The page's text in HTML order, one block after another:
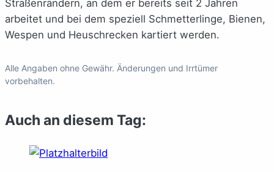
Straßenrändern, an dem er bereits seit 2 Jahren
arbeitet und bei dem speziell Schmetterlinge, Bienen,
Wespen und Heuschrecken kartiert werden.
Alle Angaben ohne Gewähr. Änderungen und Irrtümer
vorbehalten.
Auch an diesem Tag: